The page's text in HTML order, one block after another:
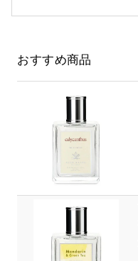
おすすめ商品